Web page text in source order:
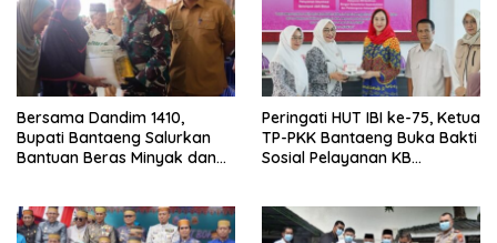
Bersama Dandim 1410,
Bupati Bantaeng Salurkan
Bantuan Beras Minyak dan
Garuda
Peringati HUT IBI ke-75, Ketua
TP-PKK Bantaeng Buka Bakti
Sosial Pelayanan KB